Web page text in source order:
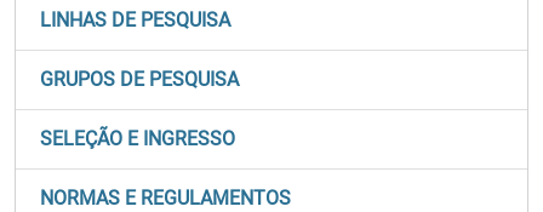
LINHAS DE PESQUISA
GRUPOS DE PESQUISA
SELEÇÃO E INGRESSO
NORMAS E REGULAMENTOS